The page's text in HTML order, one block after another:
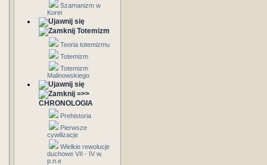
Szamanizm w
Korei
Totemizm
Teoria totemizmu
Totemizm
Totemizm
Malinowskiego
=>>
CHRONOLOGIA
Prehistoria
Pierwsze
cywilizacje
Wielkie rewolucje
duchowe VII - IV w.
p.n.e